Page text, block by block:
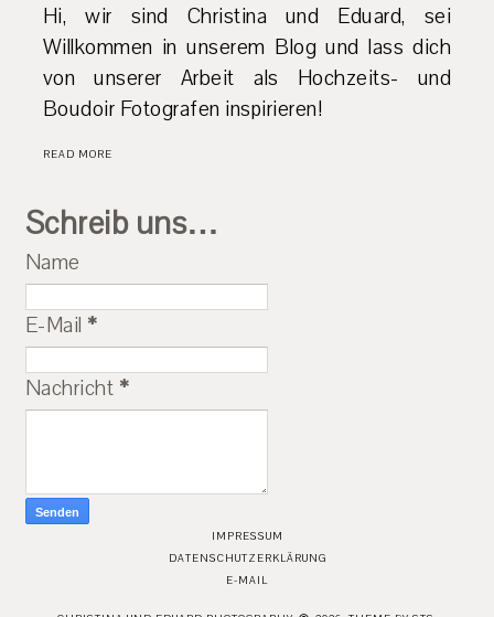
Hi, wir sind Christina und Eduard, sei
Willkommen in unserem Blog und lass dich
von unserer Arbeit als Hochzeits- und
Boudoir Fotografen inspirieren!
READ MORE
Schreib uns…
Name
E-Mail *
Nachricht *
IMPRESSUM
DATENSCHUTZERKLÄRUNG
E-MAIL